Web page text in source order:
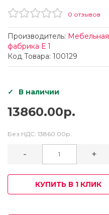
0 отзывов
Производитель: Мебельная
фабрика Е 1
Код Товара: 100129
В наличии
13860.00р.
Без НДС: 13860.00р.
- +
КУПИТЬ В 1 КЛИК